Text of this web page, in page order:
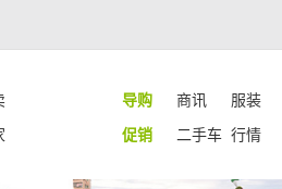
导购 商讯 服装
促销 二手车 行情